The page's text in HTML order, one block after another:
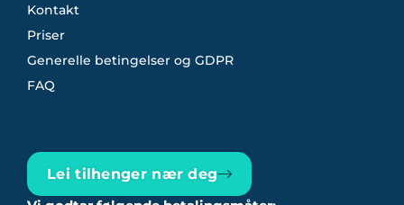
Kontakt
Priser
Generelle betingelser og GDPR
FAQ
Lei tilhenger nær deg